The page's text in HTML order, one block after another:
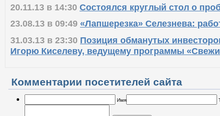
20.11.13 в 14:30 Состоялся круглый стол о
23.08.13 в 09:49 «Лапшерезка» Селезнева:
31.03.13 в 23:30 Позиция обманутых
Игорю Киселеву, ведущему программы
Комментарии посетителей сайта
Имя